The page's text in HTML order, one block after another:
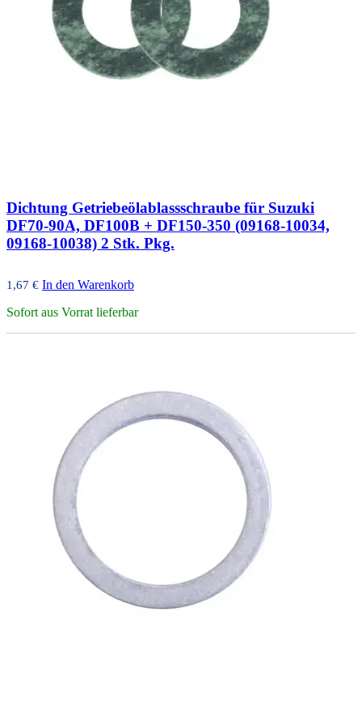
Dichtung Getriebeölablassschraube für Suzuki
DF70-90A, DF100B + DF150-350 (09168-10034,
09168-10038) 2 Stk. Pkg.
1,67 € In den Warenkorb
Sofort aus Vorrat lieferbar